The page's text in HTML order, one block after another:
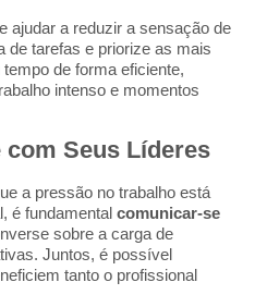
ajudar a reduzir a sensação de
de tarefas e priorize as mais
de forma eficiente,
intenso e momentos
com Seus Líderes
a pressão no trabalho está
é fundamental comunicar-se
sobre a carga de
Juntos, é possível
tanto o profissional